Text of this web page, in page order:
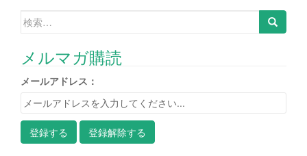
検索:
メルマガ購読
メールアドレス：